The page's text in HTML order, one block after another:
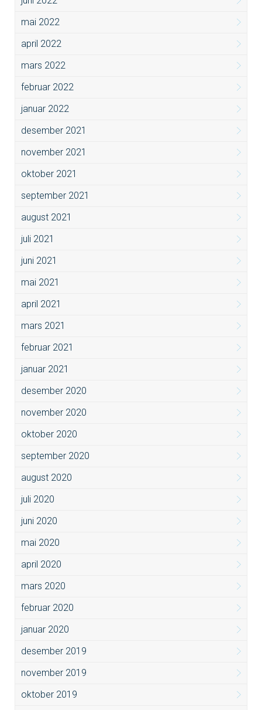
mai 2022
april 2022
mars 2022
februar 2022
januar 2022
desember 2021
november 2021
oktober 2021
september 2021
august 2021
juli 2021
juni 2021
mai 2021
april 2021
mars 2021
februar 2021
januar 2021
desember 2020
november 2020
oktober 2020
september 2020
august 2020
juli 2020
juni 2020
mai 2020
april 2020
mars 2020
februar 2020
januar 2020
desember 2019
november 2019
oktober 2019